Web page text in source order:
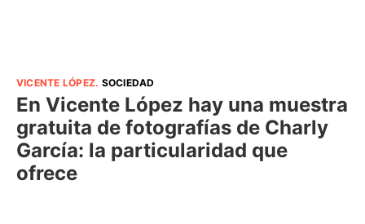
VICENTE LÓPEZ. SOCIEDAD
En Vicente López hay una muestra
gratuita de fotografías de Charly
García: la particularidad que
ofrece